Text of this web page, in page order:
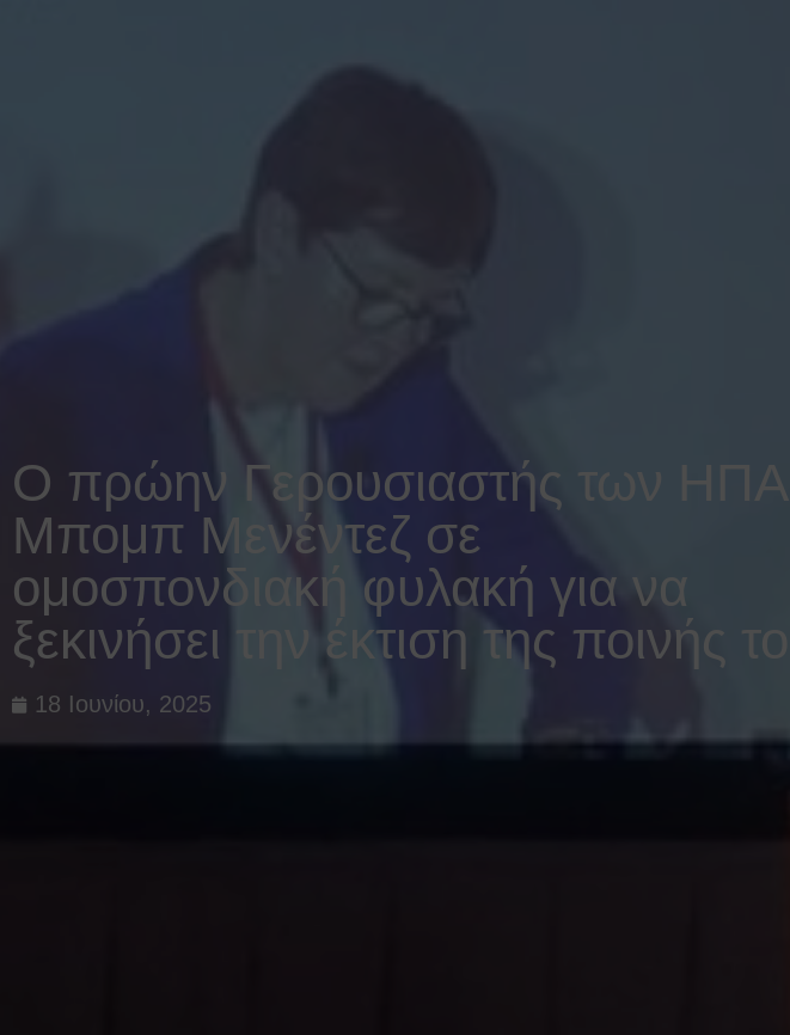
Ο πρώην Γερουσιαστής των ΗΠΑ
Μπομπ Μενέντεζ σε
ομοσπονδιακή φυλακή για να
ξεκινήσει την έκτιση της ποινής του
18 Ιουνίου, 2025